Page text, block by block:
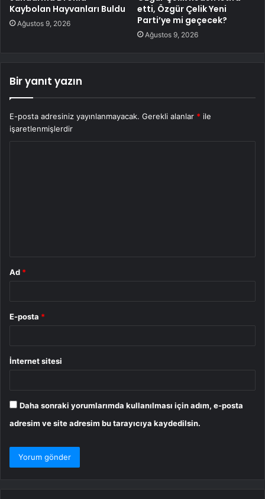
Kaybolan Hayvanları Buldu
Ağustos 9, 2026
etti, Özgür Çelik Yeni
Parti’ye mi geçecek?
Ağustos 9, 2026
Bir yanıt yazın
E-posta adresiniz yayınlanmayacak. Gerekli alanlar * ile
işaretlenmişlerdir
Ad *
E-posta *
İnternet sitesi
Daha sonraki yorumlarımda kullanılması için adım, e-posta
adresim ve site adresim bu tarayıcıya kaydedilsin.